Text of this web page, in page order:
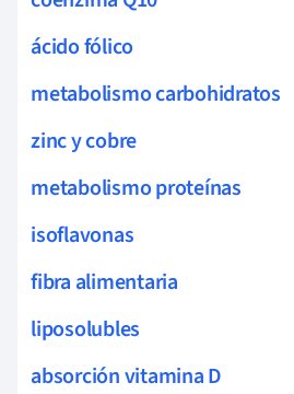
ácido fólico
metabolismo carbohidratos
zinc y cobre
metabolismo proteínas
isoflavonas
fibra alimentaria
liposolubles
absorción vitamina D